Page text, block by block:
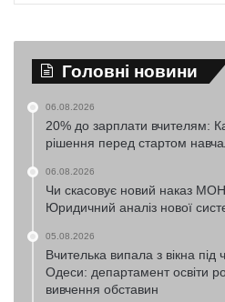
Головні новини
06.08.2026
20% до зарплати вчителям:
рішення перед стартом
06.08.2026
Чи скасовує новий наказ МОН
Юридичний аналіз нової
05.08.2026
Вчителька випала з вікна під
Одеси: департамент освіти
вивчення обставин